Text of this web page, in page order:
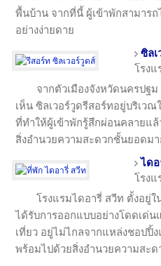
พื้นบ้าน จากที่นี้ ผู้เข้าพักสามาร
อย่างง่ายดาย
ซิลเ
โรง
จากตัวเมืองจังหวัดนครปฐ
เห็น ซิลเวอร์วูดรีสอร์ทอยู่บริเว
ที่ทำให้ผู้เข้าพักรู้สึกผ่อนคลายแล้
สิ่งอำนวยความสะดวกชั้นยอดม
ไดอ
โรง
โรงแรมไดอารี่ สวีท ตั้งอยู่
ได้รับการออกแบบอย่างโดดเด่
เที่ยว อยู่ไม่ไกลจากแหล่งชอปปิ้
พร้อมไปด้วยสิ่งอำนวยความสะ